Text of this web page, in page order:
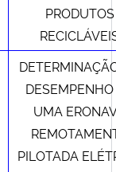
PRODUTOS
UMA
PILOTADA